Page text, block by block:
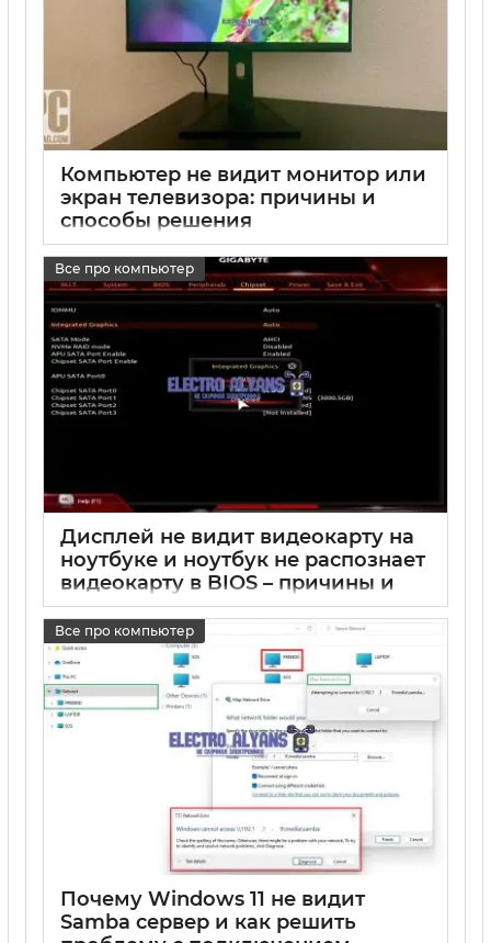
Компьютер не видит монитор или
экран телевизора: причины и
способы решения
Все про компьютер
Дисплей не видит видеокарту на
ноутбуке и ноутбук не распознает
видеокарту в BIOS – причины и
решение
17 05 2025 0
Все про компьютер
Почему Windows 11 не видит
Samba сервер и как решить